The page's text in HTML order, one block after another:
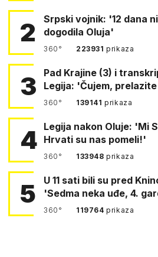
2
Srpski vojnik: '12 dana
dogodila Oluja'
360° 223931prikaza
3
Pad Krajine (3) i
Legija: 'Čujem,
360° 139141prikaza
4 Legija nakon Oluje: 'Mi
Hrvati su nas pomeli!'
360° 133948prikaza
5
U 11 sati bili su pred Kninom. Gotovina:
'Sedma neka uđe, 4.
360° 119764prikaza